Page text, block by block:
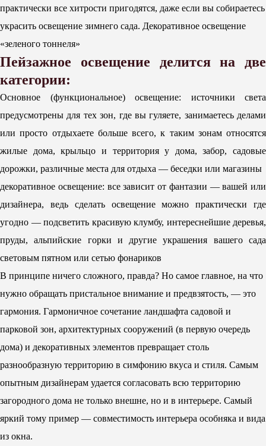
практически все хитрости пригодятся, даже если вы собираетесь
украсить освещение зимнего сада. Декоративное освещение
«зеленого тоннеля»
Пейзажное освещение делится на две
категории:
Основное (функциональное) освещение: источники света
предусмотрены для тех зон, где вы гуляете, занимаетесь делами
или просто отдыхаете больше всего, к таким зонам относятся
жилые дома, крыльцо и территория у дома, забор, садовые
дорожки, различные места для отдыха — беседки или магазины
декоративное освещение: все зависит от фантазии — вашей или
дизайнера, ведь сделать освещение можно практически где
угодно — подсветить красивую клумбу, интереснейшие деревья,
пруды, альпийские горки и другие украшения вашего сада
световым пятном или сетью фонариков
В принципе ничего сложного, правда? Но самое главное, на что
нужно обращать пристальное внимание и предвзятость, — это
гармония. Гармоничное сочетание ландшафта садовой и
парковой зон, архитектурных сооружений (в первую очередь
дома) и декоративных элементов превращает столь
разнообразную территорию в симфонию вкуса и стиля. Самым
опытным дизайнерам удается согласовать всю территорию
загородного дома не только внешне, но и в интерьере. Самый
яркий тому пример — совместимость интерьера особняка и вида
из окна.